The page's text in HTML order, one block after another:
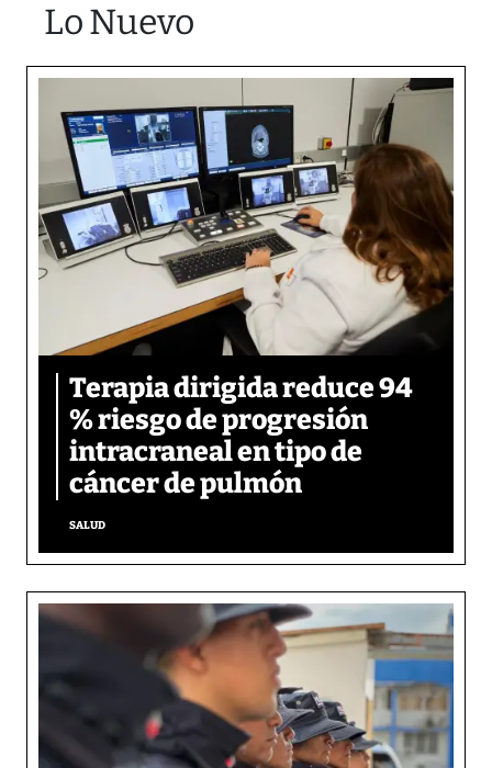
Lo Nuevo
Terapia dirigida reduce 94
% riesgo de progresión
intracraneal en tipo de
cáncer de pulmón
SALUD